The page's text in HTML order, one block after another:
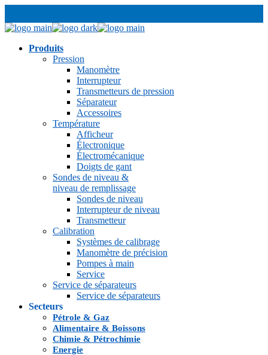
Produits
Pression
Manomètre
Interrupteur
Transmetteurs de pression
Séparateur
Accessoires
Température
Afficheur
Électronique
Électromécanique
Doigts de gant
Sondes de niveau &
niveau de remplissage
Sondes de niveau
Interrupteur de niveau
Transmetteur
Calibration
Systèmes de calibrage
Manomètre de précision
Pompes à main
Service
Service de séparateurs
Service de séparateurs
Secteurs
Pétrole & Gaz
Alimentaire & Boissons
Chimie & Pétrochimie
Energie